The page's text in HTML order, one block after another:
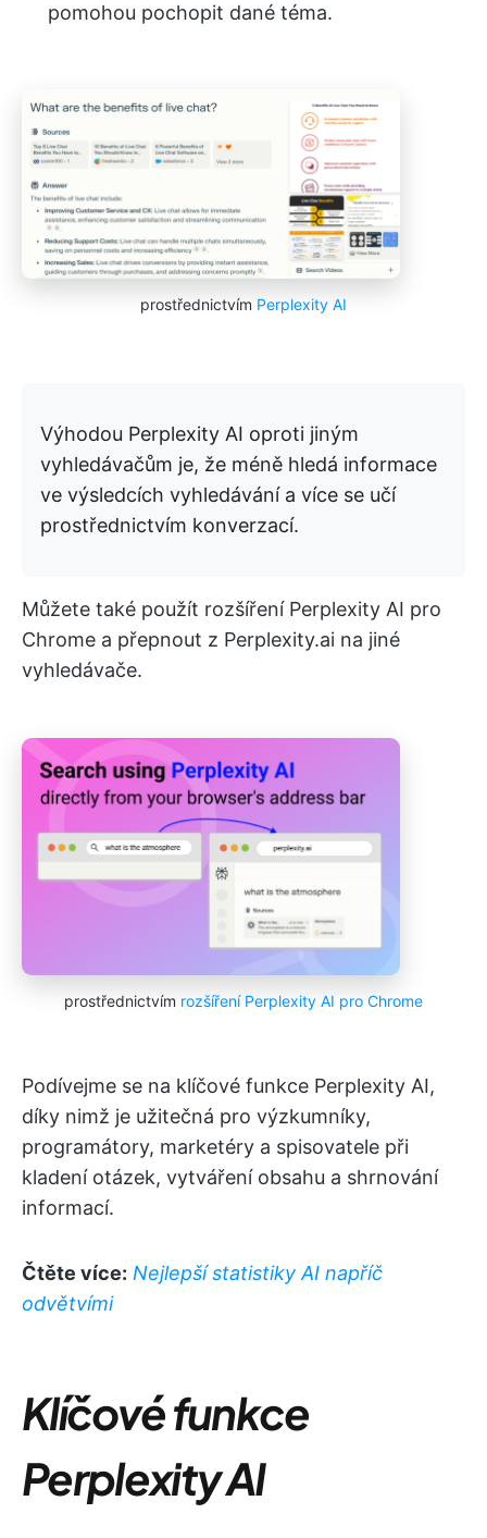
pomohou pochopit dané téma.
prostřednictvím Perplexity AI
Výhodou Perplexity AI oproti jiným
vyhledávačům je, že méně hledá informace
ve výsledcích vyhledávání a více se učí
prostřednictvím konverzací.
Můžete také použít rozšíření Perplexity AI pro
Chrome a přepnout z Perplexity.ai na jiné
vyhledávače.
prostřednictvím rozšíření Perplexity AI pro Chrome
Podívejme se na klíčové funkce Perplexity AI,
díky nimž je užitečná pro výzkumníky,
programátory, marketéry a spisovatele při
kladení otázek, vytváření obsahu a shrnování
informací.
Čtěte více: Nejlepší statistiky AI napříč
odvětvími
Klíčové funkce
Perplexity AI